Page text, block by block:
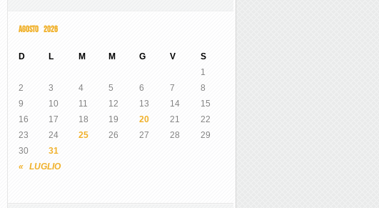
AGOSTO 2026
D L M M G V S
« LUGLIO
1
2
3 4 5 6 7
8
9
10 11 12 13 14
15
16
17 18 19 20 21
22
23
24 25 26 27 28
29
30
31